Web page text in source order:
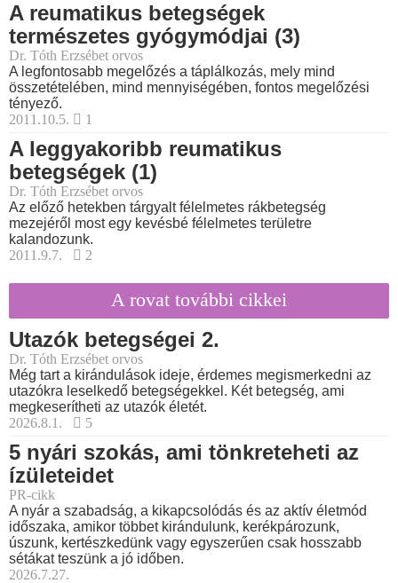
A reumatikus betegségek
természetes gyógymódjai (3)
Dr. Tóth Erzsébet orvos
A legfontosabb megelőzés a táplálkozás, mely mind
összetételében, mind mennyiségében, fontos megelőzési
tényező.
2011.10.5.
1
A leggyakoribb reumatikus
betegségek (1)
Dr. Tóth Erzsébet orvos
Az előző hetekben tárgyalt félelmetes rákbetegség
mezejéről most egy kevésbé félelmetes területre
kalandozunk.
2011.9.7.
2
A rovat további cikkei
Utazók betegségei 2.
Dr. Tóth Erzsébet orvos
Még tart a kirándulások ideje, érdemes megismerkedni az
utazókra leselkedő betegségekkel. Két betegség, ami
megkeserítheti az utazók életét.
2026.8.1.
5
5 nyári szokás, ami tönkreteheti az
ízületeidet
PR-cikk
A nyár a szabadság, a kikapcsolódás és az aktív életmód
időszaka, amikor többet kirándulunk, kerékpározunk,
úszunk, kertészkedünk vagy egyszerűen csak hosszabb
sétákat teszünk a jó időben.
2026.7.27.